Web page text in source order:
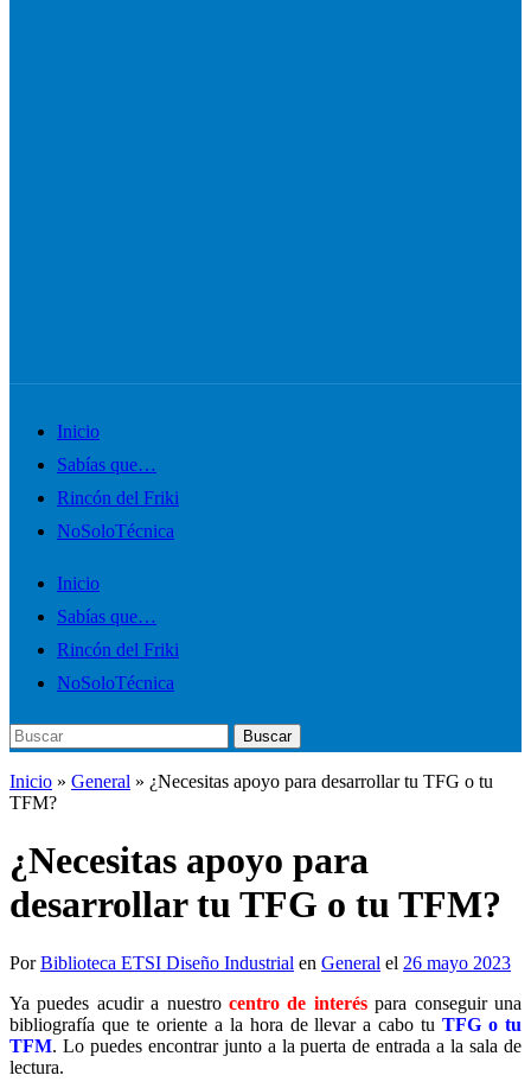
Alternar
menú
móvil
Inicio
Sabías que…
Rincón del Friki
NoSoloTécnica
Inicio
Sabías que…
Rincón del Friki
NoSoloTécnica
Buscar: Buscar
Inicio » General » ¿Necesitas apoyo para desarrollar tu TFG o tu
TFM?
¿Necesitas apoyo para
desarrollar tu TFG o tu TFM?
PorBiblioteca ETSI Diseño Industrial en General el 26 mayo 2023
Ya puedes acudir a nuestro centro de interéspara conseguir una
bibliografía que te oriente a la hora de llevar a cabo tu TFG o tu
TFM. Lo puedes encontrar junto a la puerta de entrada a la sala de
lectura.